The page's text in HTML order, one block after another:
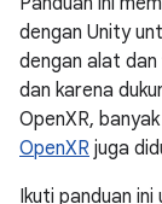
dengan Unity
dengan alat
dan karena
OpenXR,
OpenXR juga
Ikuti panduan